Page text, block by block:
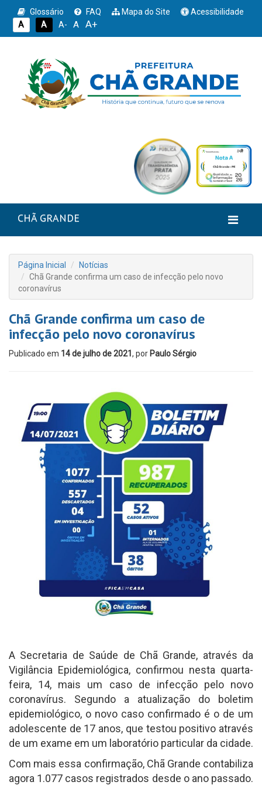
Glossário FAQ Mapa do Site
Acessibilidade
A
A A- A A+
CHÃ GRANDE
Página Inicial
Notícias
Chã Grande confirma um caso de infecção pelo novo
coronavírus
Chã Grande confirma um caso de
infecção pelo novo coronavírus
Publicado em 14 de julho de 2021 , por Paulo Sérgio
A Secretaria de Saúde de Chã Grande, através da
Vigilância Epidemiológica, confirmou nesta quarta-
feira, 14, mais um caso de infecção pelo novo
coronavírus. Segundo a atualização do boletim
epidemiológico, o novo caso confirmado é o de um
adolescente de 17 anos, que testou positivo através
de um exame em um laboratório particular da cidade.
Com mais essa confirmação, Chã Grande contabiliza
agora 1.077 casos registrados desde o ano passado.